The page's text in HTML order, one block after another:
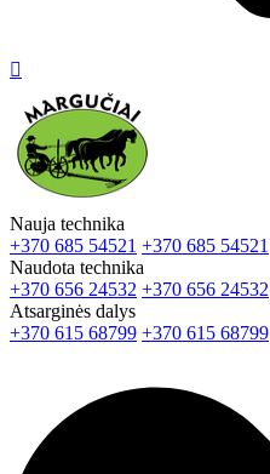

Nauja technika
+370 685 54521 +370 685 54521
Naudota technika
+370 656 24532 +370 656 24532
Atsarginės dalys
+370 615 68799 +370 615 68799